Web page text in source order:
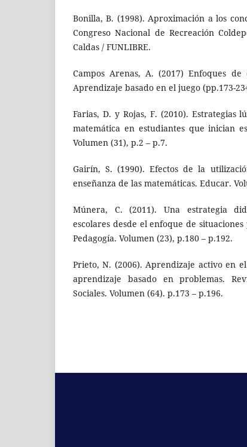
Bonilla, B. (1998). Aproximación a los
Congreso Nacional de Recreación
Caldas / FUNLIBRE.
Campos Arenas, A. (2017) Enfoques
Aprendizaje basado en el juego (pp.173-
Farias, D. y Rojas, F. (2010). Estrategias
matemática en estudiantes que inician
Volumen (31), p.2 – p.7.
Gairín, S. (1990). Efectos de la
enseñanza de las matemáticas. Educar.
Múnera, C. (2011). Una estrategia
escolares desde el enfoque de
Pedagogía. Volumen (23), p.180 – p.192.
Prieto, N. (2006). Aprendizaje activo en
aprendizaje basado en problemas.
Sociales. Volumen (64). p.173 – p.196.